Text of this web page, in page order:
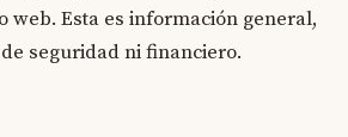
web. Esta es información general,
seguridad ni financiero.